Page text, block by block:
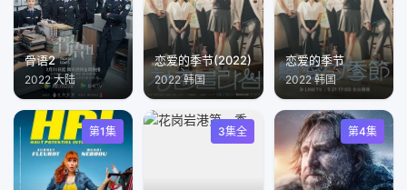
骨语2
2022 大陆
恋爱的季节(2022)
2022 韩国
恋爱的季节
2022 韩国
第1集 3集全 第4集